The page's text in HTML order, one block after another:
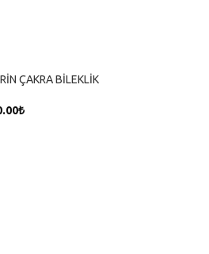
ÇAKRA BİLEKLİK
₺